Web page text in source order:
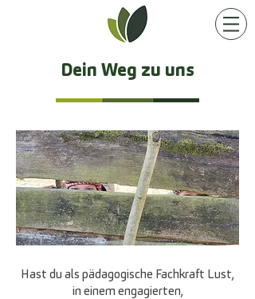
Dein Weg zu uns
Hast du als pädagogische Fachkraft Lust,
in einem engagierten,